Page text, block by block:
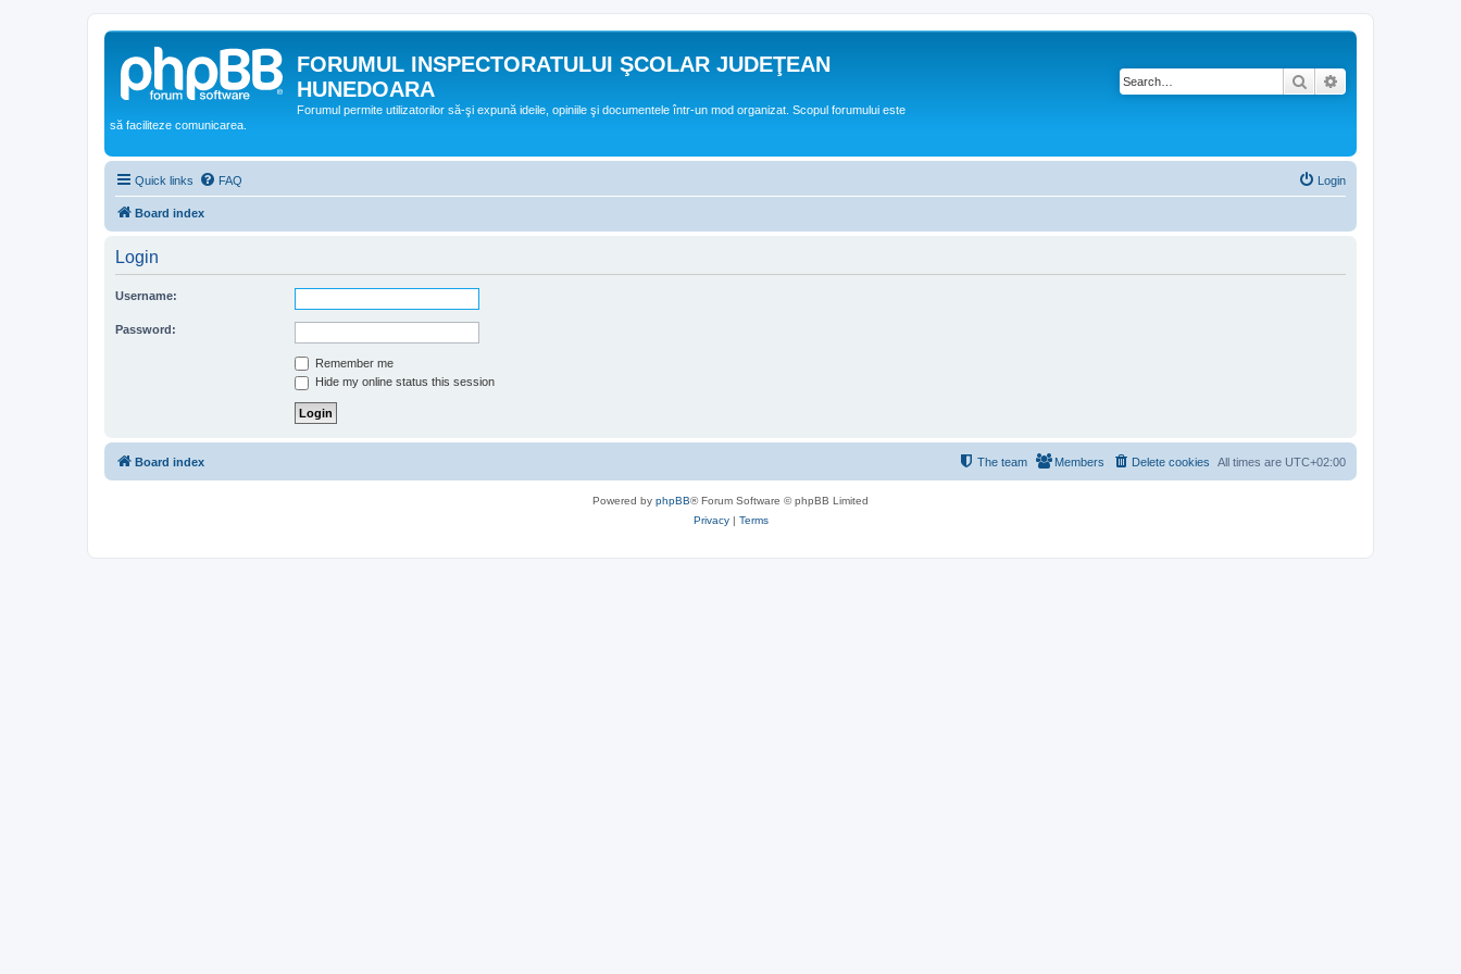
FORUMUL INSPECTORATULUI ŞCOLAR JUDEŢEAN
HUNEDOARA
Forumul permite utilizatorilor să-şi expună ideile, opiniile şi documentele într-un mod organizat. Scopul forumului este
să faciliteze comunicarea.
Search
Quick links FAQ Login
Board index
Login
Username:
Password:
Remember me
Hide my online status this session
Board index All times are UTC+02:00
Delete cookies
Members
The team
Powered by phpBB® Forum Software © phpBB Limited
Privacy| Terms